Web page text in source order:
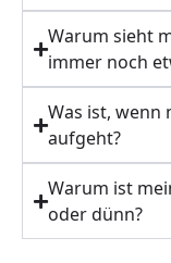
Warum sieht
immer noch
Was ist, wenn
aufgeht?
Warum ist
oder dünn?